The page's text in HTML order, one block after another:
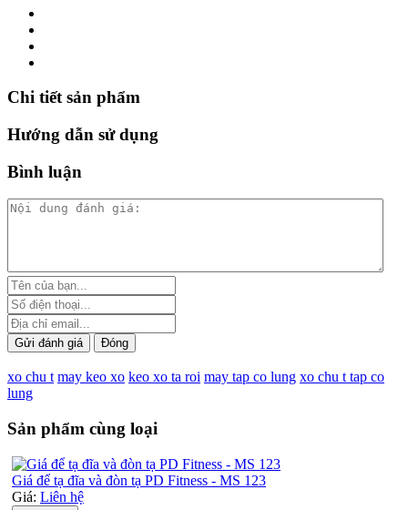
Chi tiết sản phẩm
Hướng dẫn sử dụng
Bình luận
Gửi đánh giá Đóng
xo chu t may keo xo keo xo ta roi may tap co lung xo chu t tap co
lung
Sản phẩm cùng loại
Giá để tạ đĩa và đòn tạ PD Fitness - MS 123
Giá: Liên hệ